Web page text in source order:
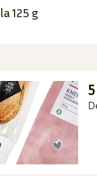
125 g